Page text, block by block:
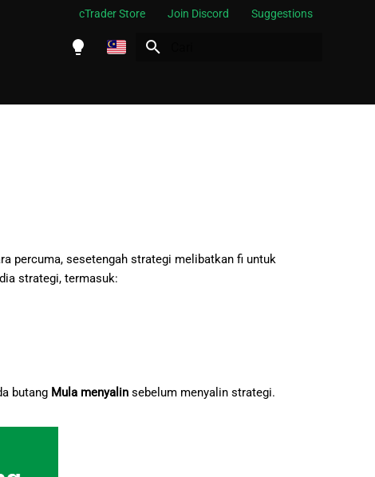
cTrader Store Join Discord Suggestions
ไทย
Tiếng Việt
percuma, sesetengah strategi melibatkan fi untuk
strategi, termasuk:
butang Mula menyalin sebelum menyalin strategi.